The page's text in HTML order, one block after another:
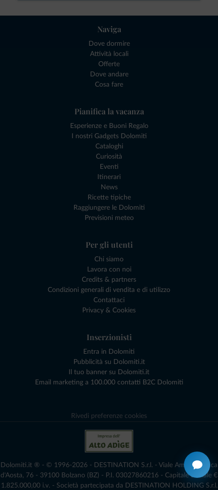
Naviga
Dove dormire
Attività locali
Offerte
Dove andare
Cosa fare
Pianifica la vacanza
Esperienze e Buoni Regalo
I nostri Gadgets Dolomiti
Cataloghi
Curiosità
Eventi
Itinerari
News
Ricette tipiche
Raggiungere le Dolomiti
Previsioni meteo
Per gli utenti
Chi siamo
Lavora con noi
Credits & partners
Condizioni generali di vendita e di utilizzo
Contattaci
Privacy & Cookies
Inserzionisti
Entra in Dolomiti
Pubblicità su Dolomiti.it
Il tuo banner su Dolomiti.it
Email marketing a 100.000 contatti B2C Dolomiti
Rivedi preferenze cookies
Dolomiti.it ® - © 1996-2026 - DESTINATION S.r.l. - Viale Amedeo Duca
d'Aosta, 76 - 39100 Bolzano (BZ) - P.I. 03027860216 - Capitale Sociale €
1.825.000,00 i.v. - Società partecipata da DESTINATION HOLDING S.r.l.